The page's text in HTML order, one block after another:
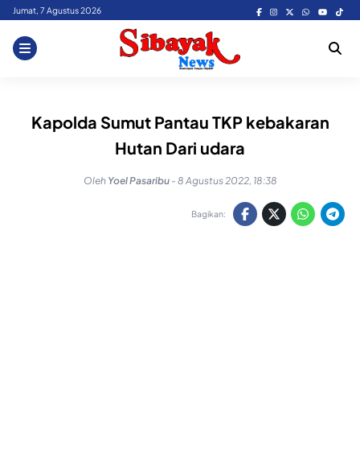
Skip
content
Jumat, 7 Agustus 2026
Kapolda Sumut Pantau TKP kebakaran
Hutan Dari udara
Oleh Yoel Pasaribu - 8 Agustus 2022, 18:38
Bagikan: